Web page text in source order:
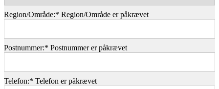
Region/Område:* Region/Område er påkrævet
Postnummer:* Postnummer er påkrævet
Telefon:* Telefon er påkrævet